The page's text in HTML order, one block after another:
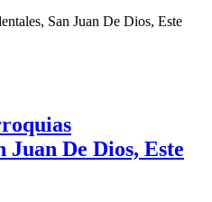
Juan De Dios, Este